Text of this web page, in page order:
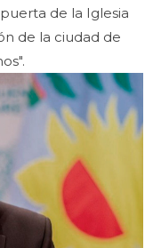
de la Iglesia
de la ciudad de